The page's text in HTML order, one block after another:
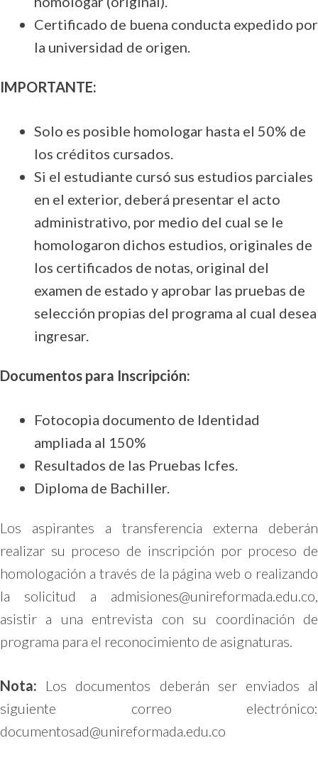
Certificado de buena conducta expedido por
la universidad de origen.
IMPORTANTE:
Solo es posible homologar hasta el 50% de
los créditos cursados.
Si el estudiante cursó sus estudios parciales
en el exterior, deberá presentar el acto
administrativo, por medio del cual se le
homologaron dichos estudios, originales de
los certificados de notas, original del
examen de estado y aprobar las pruebas de
selección propias del programa al cual desea
ingresar.
Documentos para Inscripción:
Fotocopia documento de Identidad
ampliada al 150%
Resultados de las Pruebas Icfes.
Diploma de Bachiller.
Los aspirantes a transferencia externa deberán
realizar su proceso de inscripción por proceso de
homologación a través de la página web o realizando
la solicitud a admisiones@unireformada.edu.co,
asistir a una entrevista con su coordinación de
programa para el reconocimiento de asignaturas.
Nota: Los documentos deberán ser enviados al
siguiente correo electrónico:
documentosad@unireformada.edu.co